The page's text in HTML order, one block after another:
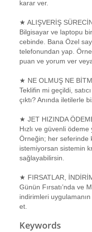
karar ver.
★ ALIŞVERİŞ
Bilgisayar ve laptopu
cebinde. Bana Özel
telefonundan yap.
puan ve yorum ver
★ NE OLMUŞ NE
Teklifin mi geçildi,
çıktı? Anında iletilerle
★ JET HIZINDA
Hızlı ve güvenli ödeme
Örneğin; her seferinde
istemiyorsan sistemin
sağlayabilirsin.
★ FIRSATLAR,
Günün Fırsatı’nda ve
indirimleri uygulamanın
et.
Keywords